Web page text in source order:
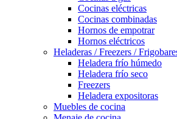
Cocinas eléctricas
Cocinas combinadas
Hornos de empotrar
Hornos eléctricos
Heladeras / Freezers /
Heladera frío húmedo
Heladera frío seco
Freezers
Heladera expositoras
Muebles de cocina